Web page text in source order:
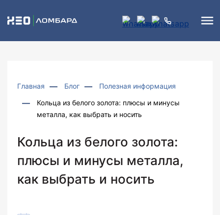
Главная Блог
Полезная информация
Кольца из белого золота: плюсы и минусы
металла, как выбрать и носить
Кольца из белого золота:
плюсы и минусы металла,
как выбрать и носить